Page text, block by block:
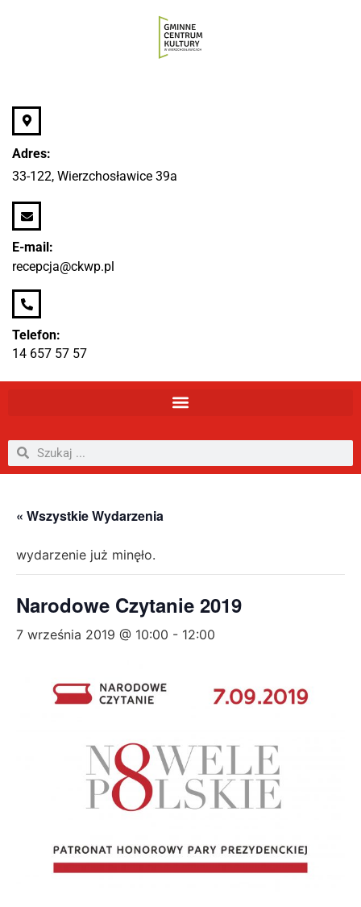
Adres:
33-122, Wierzchosławice 39a
E-mail:
recepcja@ckwp.pl
Telefon:
14 657 57 57
« Wszystkie Wydarzenia
wydarzenie już minęło.
Narodowe Czytanie 2019
7 września 2019 @ 10:00 - 12:00